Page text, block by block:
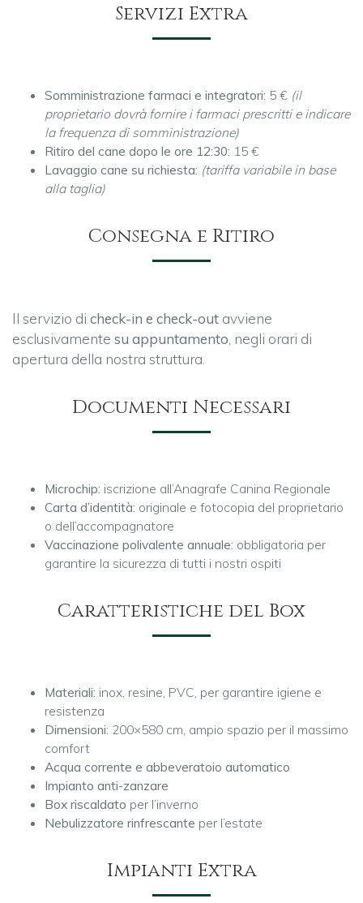
Servizi Extra
Somministrazione farmaci e integratori: 5 € (il
proprietario dovrà fornire i farmaci prescritti e indicare
la frequenza di somministrazione)
Ritiro del cane dopo le ore 12:30: 15 €
Lavaggio cane su richiesta: (tariffa variabile in base
alla taglia)
Consegna e Ritiro
Il servizio di check-in e check-out avviene
esclusivamente su appuntamento , negli orari di
apertura della nostra struttura.
Documenti Necessari
Microchip: iscrizione all’Anagrafe Canina Regionale
Carta d’identità: originale e fotocopia del proprietario
o dell’accompagnatore
Vaccinazione polivalente annuale: obbligatoria per
garantire la sicurezza di tutti i nostri ospiti
Caratteristiche del Box
Materiali: inox, resine, PVC, per garantire igiene e
resistenza
Dimensioni: 200×580 cm, ampio spazio per il massimo
comfort
Acqua corrente e abbeveratoio automatico
Impianto anti-zanzare
Box riscaldato per l’inverno
Nebulizzatore rinfrescante per l’estate
Impianti Extra